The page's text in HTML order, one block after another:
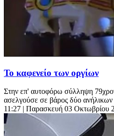
Το καφενείο των οργίων
Στην επ' αυτοφόρω σύλληψη
ασελγούσε σε βάρος δύο
11:27 | Παρασκευή 03 Οκτωβρίου